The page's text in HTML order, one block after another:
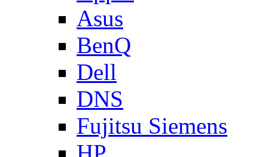
Asus
BenQ
Dell
DNS
Fujitsu Siemens